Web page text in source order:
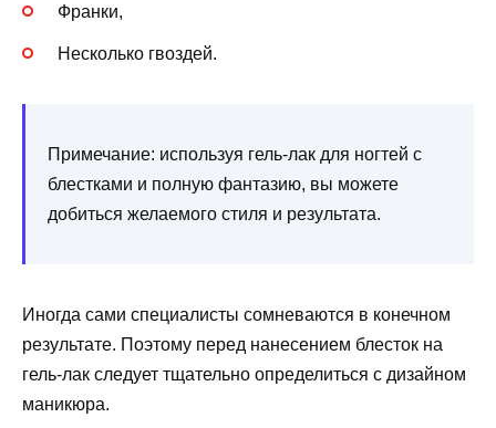
Франки,
Несколько гвоздей.
Примечание: используя гель-лак для ногтей с
блестками и полную фантазию, вы можете
добиться желаемого стиля и результата.
Иногда сами специалисты сомневаются в конечном
результате. Поэтому перед нанесением блесток на
гель-лак следует тщательно определиться с дизайном
маникюра.